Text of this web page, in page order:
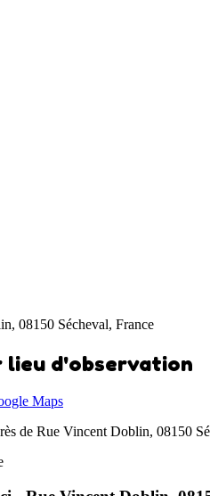
08150 Sécheval, France
lieu d'observation
Maps
de Rue Vincent Doblin, 08150